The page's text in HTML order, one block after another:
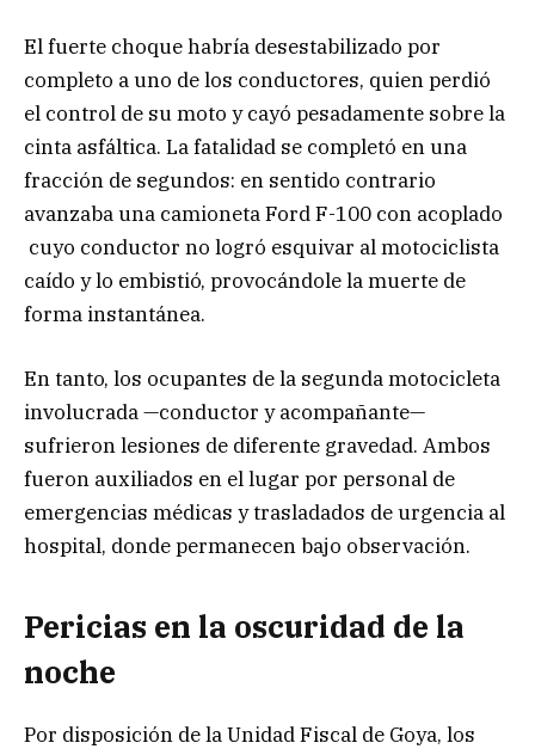
El fuerte choque habría desestabilizado por
completo a uno de los conductores, quien perdió
el control de su moto y cayó pesadamente sobre la
cinta asfáltica. La fatalidad se completó en una
fracción de segundos: en sentido contrario
avanzaba una camioneta Ford F-100 con acoplado
cuyo conductor no logró esquivar al motociclista
caído y lo embistió, provocándole la muerte de
forma instantánea.
En tanto, los ocupantes de la segunda motocicleta
involucrada —conductor y acompañante—
sufrieron lesiones de diferente gravedad. Ambos
fueron auxiliados en el lugar por personal de
emergencias médicas y trasladados de urgencia al
hospital, donde permanecen bajo observación.
Pericias en la oscuridad de la
noche
Por disposición de la Unidad Fiscal de Goya, los